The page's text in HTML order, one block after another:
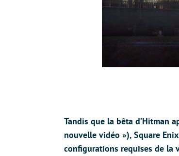
Tandis que la bêta d’Hitman
nouvelle vidéo »), Square
configurations requises de la